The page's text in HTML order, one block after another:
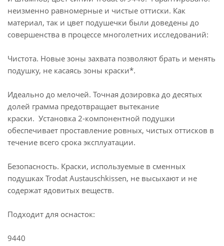
неизменно равномерные и чистые оттиски. Как
материал, так и цвет подушечки были доведены до
совершенства в процессе многолетних исследований:
Чистота. Новые зоны захвата позволяют брать и менять
подушку, не касаясь зоны краски*.
Идеально до мелочей. Точная дозировка до десятых
долей грамма предотвращает вытекание
краски. Установка 2-компонентной подушки
обеспечивает проставление ровных, чистых оттисков в
течение всего срока эксплуатации.
Безопасность. Краски, используемые в сменных
подушках Trodat Austauschkissen, не высыхают и не
содержат ядовитых веществ.
Подходит для оснасток:
9440